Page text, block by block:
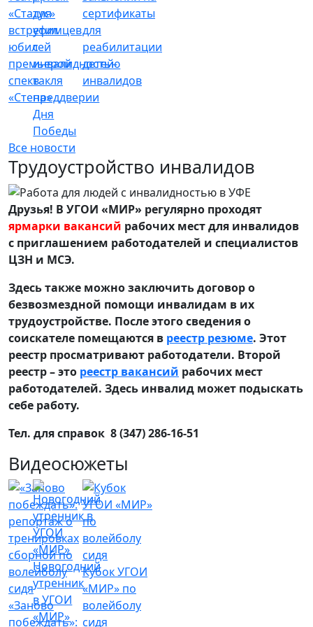
«Статус»
встретил
юбилей
премьерой
спектакля
«Стена»
для
уфимцев
с
инвалидностью
в
преддверии
Дня
Победы
сертификаты
для
реабилитации
детей-
инвалидов
Все новости
Трудоустройство инвалидов
Друзья! В УГОИ «МИР» регулярно проходят
ярмарки вакансий рабочих мест для инвалидов
с приглашением работодателей и специалистов
ЦЗН и МСЭ.
Здесь также можно заключить договор о
безвозмездной помощи инвалидам в их
трудоустройстве. После этого сведения о
соискателе помещаются в реестр резюме. Этот
реестр просматривают работодатели. Второй
реестр – это реестр вакансий рабочих мест
работодателей. Здесь инвалид может подыскать
себе работу.
Тел. для справок 8 (347) 286-16-51
Видеосюжеты
«Заново
побеждать»:
Новогодний
утренник
в УГОИ
«МИР»
Кубок УГОИ
«МИР» по
волейболу
сидя